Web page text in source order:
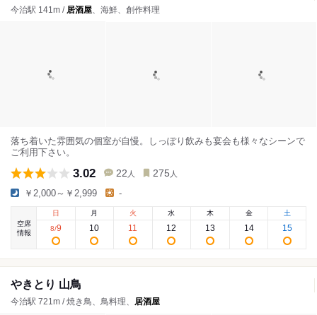
今治駅 141m / 居酒屋、海鮮、創作料理
落ち着いた雰囲気の個室が自慢。しっぽり飲みも宴会も様々なシーンで
ご利用下さい。
3.02 22 人 275 人
￥2,000～￥2,999 -
空席
情報
日
8/9
月
10
火
11
水
12
木
13
金
14
土
15
やきとり 山鳥
今治駅 721m / 焼き鳥、鳥料理、 居酒屋